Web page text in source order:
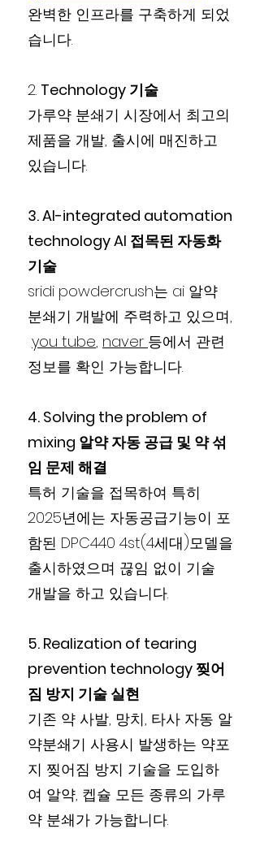
완벽한 인프라를 구축하게 되었
습니다.
2. Technology 기술
가루약 분쇄기 시장에서 최고의
제품을 개발, 출시에 매진하고
있습니다.
3. AI-integrated automation
technology AI 접목된 자동화
기술
sridi powdercrush는 ai 알약
분쇄기 개발에 주력하고 있으며,
you tube, naver 등에서 관련
정보를 확인 가능합니다.
4. Solving the problem of
mixing 알약 자동 공급 및 약 섞
임 문제 해결
특허 기술을 접목하여 특히
2025년에는 자동공급기능이 포
함된 DPC440 4st(4세대)모델을
출시하였으며 끊임 없이 기술
개발을 하고 있습니다.
5. Realization of tearing
prevention technology 찢어
짐 방지 기술 실현
기존 약 사발, 망치, 타사 자동 알
약분쇄기 사용시 발생하는 약포
지 찢어짐 방지 기술을 도입하
여 알약, 켑슐 모든 종류의 가루
약 분쇄가 가능합니다.